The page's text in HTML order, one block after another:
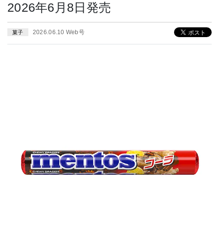
2026年6月8日発売
菓子 2026.06.10 Web号